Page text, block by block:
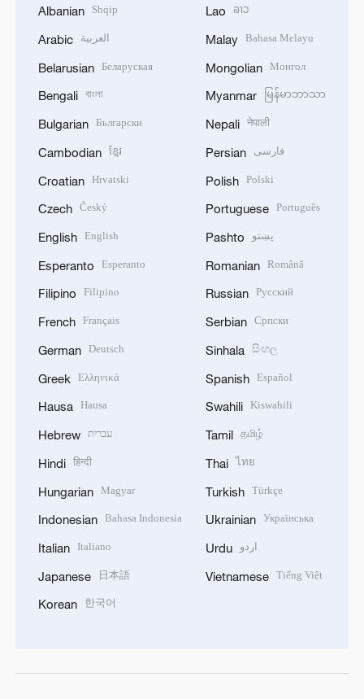
Albanian Shqip
Arabic العربية
Belarusian Беларуская
Bengali বাংলা
Bulgarian Български
Cambodian ខ្មែរ
Croatian Hrvatski
Czech Český
English English
Esperanto Esperanto
Filipino Filipino
French Français
German Deutsch
Greek Ελληνικά
Hausa Hausa
Hebrew עברית
Hindi हिन्दी
Hungarian Magyar
Indonesian Bahasa Indonesia
Italian Italiano
Japanese 日本語
Korean 한국어
Lao ລາວ
Malay Bahasa Melayu
Mongolian Монгол
Myanmar မြန်မာဘာသာ
Nepali नेपाली
Persian فارسی
Polish Polski
Portuguese Português
Pashto پښتو
Romanian Română
Russian Русский
Serbian Српски
Sinhala සිංහල
Spanish Español
Swahili Kiswahili
Tamil தமிழ்
Thai ไทย
Turkish Türkçe
Ukrainian Українська
Urdu اردو
Vietnamese Tiếng Việt